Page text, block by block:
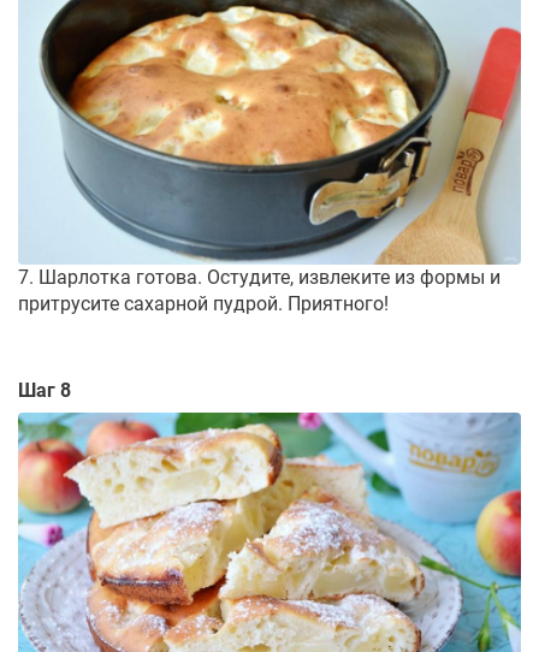
7. Шарлотка готова. Остудите, извлеките из формы и
притрусите сахарной пудрой. Приятного!
Шаг 8